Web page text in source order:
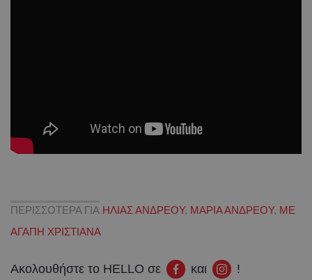
ΠΕΡΙΣΣΟΤΕΡΑ ΓΙΑ ΗΛΙΑΣ ΑΝΔΡΕΟΥ, ΜΑΡΙΑ ΑΝΔΡΕΟΥ, ΜΕ
ΑΓΑΠΗ ΧΡΙΣΤΙΑΝΑ
Ακολουθήστε το HELLO σε και !